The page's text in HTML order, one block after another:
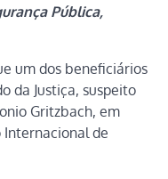
Pública,
um dos beneficiários
da Justiça, suspeito
Gritzbach, em
de